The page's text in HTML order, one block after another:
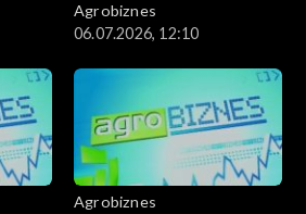
Agrobiznes
06.07.2026, 12:10
Agrobiznes